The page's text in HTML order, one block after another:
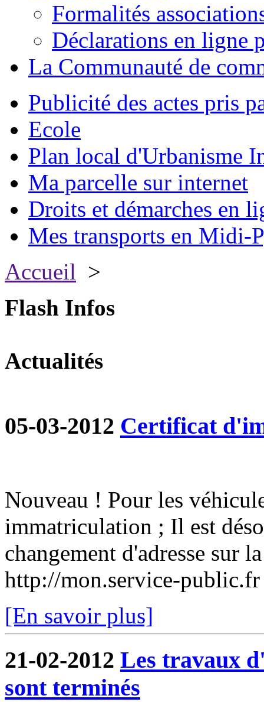
Formalités
Déclarations en ligne
La Communauté de
Publicité des actes pris
Ecole
Plan local d'Urbanisme
Ma parcelle sur internet
Droits et démarches en
Mes transports en Midi-
Accueil >
Flash Infos
Actualités
05-03-2012 Certificat
Nouveau ! Pour les
immatriculation ; Il est
changement d'adresse sur
http://mon.service-
[En savoir plus]
21-02-2012 Les travaux
sont terminés